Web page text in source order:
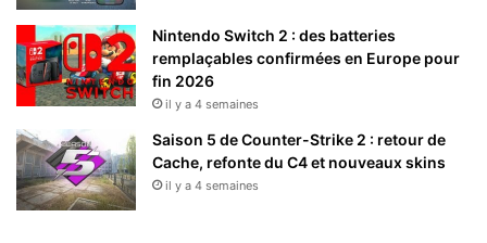
ces fonctions IA dans les paramètres si elles ne leur
conviennent pas.
Nintendo Switch 2 : des batteries
remplaçables confirmées en Europe pour
fin 2026
il y a 4 semaines
Saison 5 de Counter-Strike 2 : retour de
Cache, refonte du C4 et nouveaux skins
il y a 4 semaines